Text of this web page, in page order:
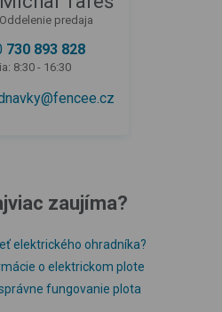
Oddelenie predaja
730 893 828
8:30 - 16:30
zaujíma?
elektrického ohradníka?
o elektrickom plote
fungovanie plota